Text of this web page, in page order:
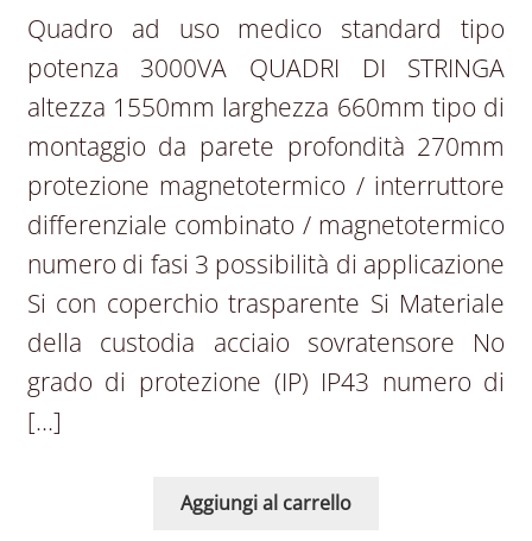
Quadro ad uso medico standard tipo
potenza 3000VA QUADRI DI STRINGA
altezza 1550mm larghezza 660mm tipo di
montaggio da parete profondità 270mm
protezione magnetotermico / interruttore
differenziale combinato / magnetotermico
numero di fasi 3 possibilità di applicazione
Si con coperchio trasparente Si Materiale
della custodia acciaio sovratensore No
grado di protezione (IP) IP43 numero di
[…]
Aggiungi al carrello